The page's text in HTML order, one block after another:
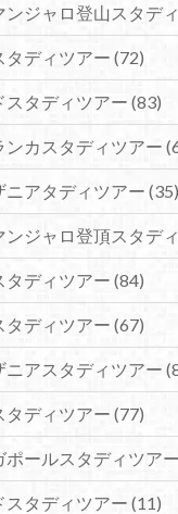
ンジャロ登山スタデ
タディツアー (72)
スタディツアー (83)
カスタディツアー
アタディツアー (35)
ンジャロ登頂スタデ
タディツアー (84)
タディツアー (67)
アスタディツアー
タディツアー (77)
ールスタディツアー
スタディツアー (11)